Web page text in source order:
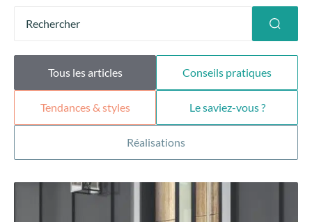
Tous les articles Conseils pratiques
Tendances & styles Le saviez-vous ?
Réalisations